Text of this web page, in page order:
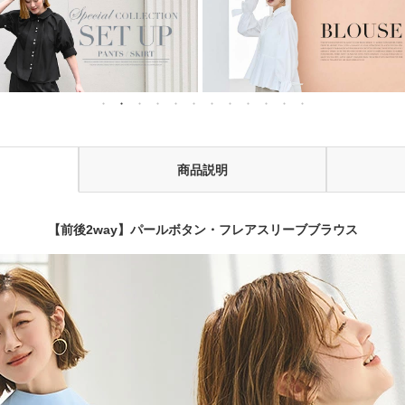
商品説明
【前後2way】パールボタン・フレアスリーブブラウス